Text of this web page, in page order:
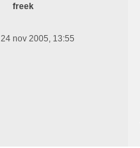
freek
24 nov 2005, 13:55